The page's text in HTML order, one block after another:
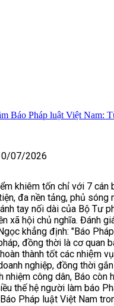
Báo Pháp luật Việt Nam:
07/2026
khiêm tốn chỉ với 7 cán
đa nền tảng, phủ
tay nối dài của Bộ Tư
xã hội chủ nghĩa. Đánh
khẳng định: "Báo
đồng thời là cơ quan
thành tốt các nhiệm
nghiệp, đồng thời
nhiệm công dân, Báo
thế hệ người làm báo
Pháp luật Việt Nam